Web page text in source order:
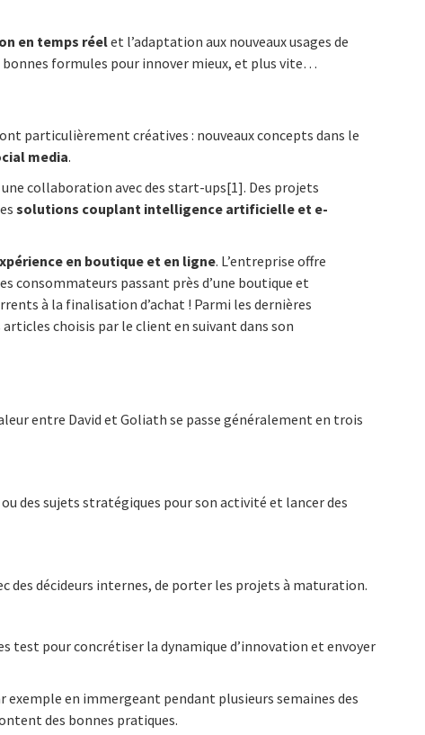
en temps réelet l’adaptation aux nouveaux usages de
formules pour innover mieux, et plus vite…
particulièrement créatives : nouveaux concepts dans le
media.
collaboration avec des start-ups[1]. Des projets
solutions couplant intelligence artificielle et e-
en boutique et en ligne. L’entreprise offre
consommateurs passant près d’une boutique et
à la finalisation d’achat ! Parmi les dernières
choisis par le client en suivant dans son
entre David et Goliath se passe généralement en trois
des sujets stratégiques pour son activité et lancer des
des décideurs internes, de porter les projets à maturation.
test pour concrétiser la dynamique d’innovation et envoyer
exemple en immergeant pendant plusieurs semaines des
des bonnes pratiques.